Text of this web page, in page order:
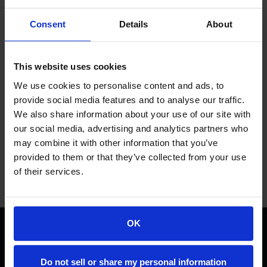
Consent Details About
This website uses cookies
We use cookies to personalise content and ads, to
provide social media features and to analyse our traffic.
We also share information about your use of our site with
our social media, advertising and analytics partners who
may combine it with other information that you’ve
provided to them or that they’ve collected from your use
of their services.
OK
Do not sell or share my personal information
www.
Transfert de votre domaine depuis un autre registraire
Je vais utiliser mon nom de domaine existant et mettre à
jour mes serveurs de noms
Support Produits